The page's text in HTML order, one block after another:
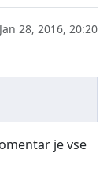
Jan 28, 2016, 20:20
je vse